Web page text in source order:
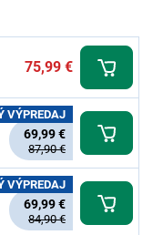
75,99 €
VÝPREDAJ
69,99 €
87,90 €
VÝPREDAJ
69,99 €
84,90 €